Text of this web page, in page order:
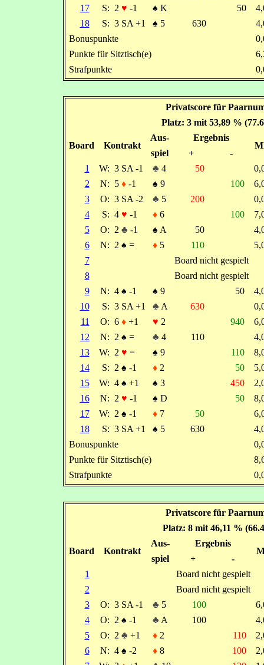
17
S: 2 ♥ -1 ♠ K 50
18
S: 3 SA +1 ♠ 5 630
Bonuspunkte
Punkte für Sitztisch(e)
Strafpunkte
Privatscore für
Platz: 3 mit 53,89 %
Board Kontrakt
Aus- Ergebnis
spiel +
-
1
W: 3 SA -1 ♣ 4 50
2
N: 5 ♦-1 ♠ 9 100
3
O: 3 SA -2 ♣ 5 200
4
S: 4 ♥ -1 ♦6 100
5
O: 2 ♣ -1 ♠ A 50
6
N: 2 ♠ = ♦5 110
7
Board nicht gespielt
8
Board nicht gespielt
9
N: 4 ♠ -1 ♠ 9 50
10
S: 3 SA +1 ♣ A 630
11
O: 6 ♦+1 ♥ 2 940
12
N: 2 ♠ = ♣ 4 110
13
W: 2 ♥ = ♠ 9 110
14
S: 2 ♠ -1 ♦2 50
15
W: 4 ♠ +1 ♠ 3 450
16
N: 2 ♥ -1 ♠ D 50
17
W: 2 ♠ -1 ♦7 50
18
S: 3 SA +1 ♠ 5 630
Bonuspunkte
Punkte für Sitztisch(e)
Strafpunkte
Privatscore für
Platz: 8 mit 46,11 %
Board Kontrakt
Aus- Ergebnis
spiel +
-
1
Board nicht gespielt
2
Board nicht gespielt
3
O: 3 SA -1 ♣ 5 100
4
O: 2 ♠ -1 ♣ A 100
5
O: 2 ♣ +1 ♦2 110
6
N: 4 ♠ -2 ♦8 100